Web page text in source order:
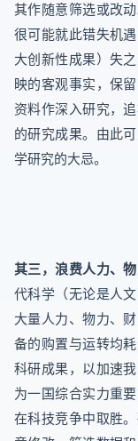
其作随意筛选或改
很可能就此错失机
大创新性成果）失
映的客观事实，保
资料作深入研究，
的研究成果。由此
学研究的大忌。
其三，浪费人力、
代科学（无论是人
大量人力、物力、
备的购置与运转均
科研成果，以加速
为一国综合实力重
在科技竞争中取胜